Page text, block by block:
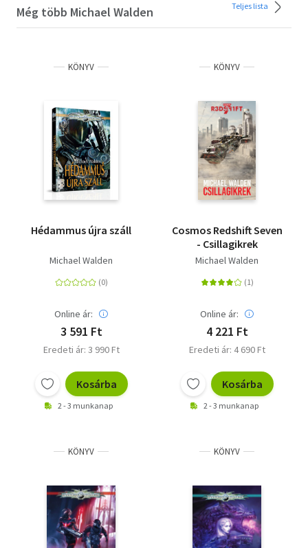
Még több Michael Walden Teljes lista
KÖNYV
Hédammus újra száll
Michael Walden
Online ár:
3 591 Ft
Eredeti ár: 3 990 Ft
Kosárba
2 - 3 munkanap
KÖNYV
Cosmos Redshift Seven
- Csillagikrek
Michael Walden
Online ár:
4 221 Ft
Eredeti ár: 4 690 Ft
Kosárba
2 - 3 munkanap
KÖNYV KÖNYV